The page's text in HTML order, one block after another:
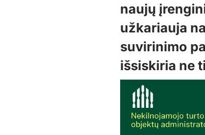
naujų
užkariauja
suvirinimo
išsiskiria ne